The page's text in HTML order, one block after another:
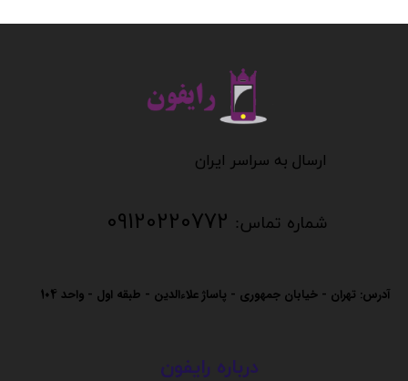
​​​​​​ارسال به سراسر ایران
شماره تماس: 09120220772
آدرس: تهران - خیابان جمهوری - پاساژ علاءالدین - طبقه اول - واحد 104
درباره رایفون